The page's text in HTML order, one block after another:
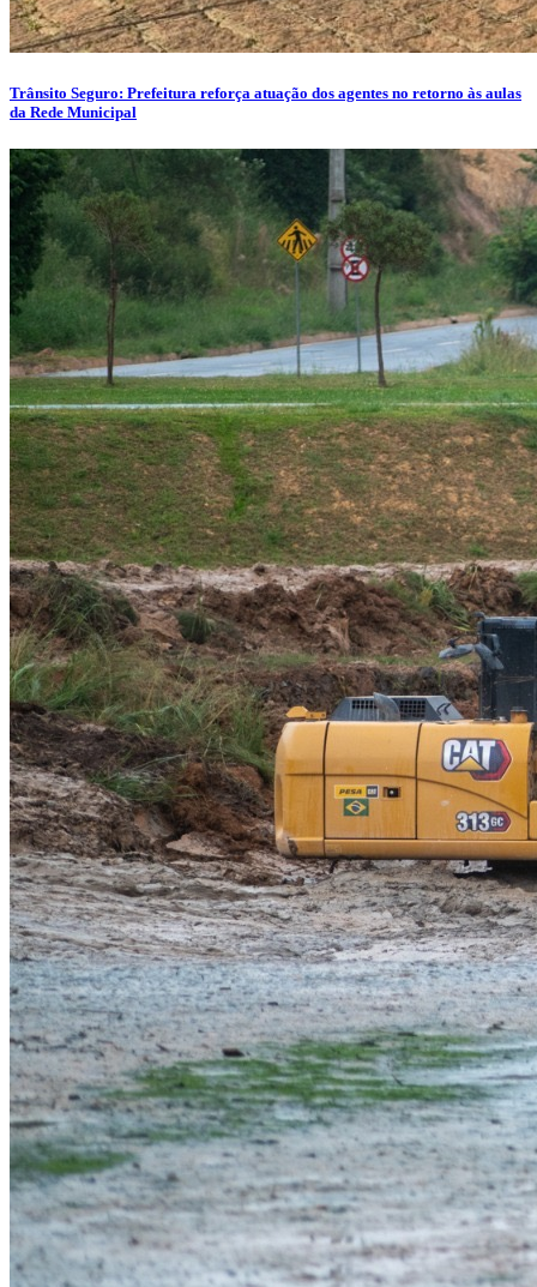
Trânsito Seguro: Prefeitura reforça atuação dos agentes no retorno às aulas
da Rede Municipal